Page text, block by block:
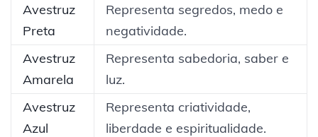
Avestruz
Preta
Representa segredos, medo e
negatividade.
Avestruz
Amarela
Representa sabedoria, saber e
luz.
Avestruz
Azul
Representa criatividade,
liberdade e espiritualidade.